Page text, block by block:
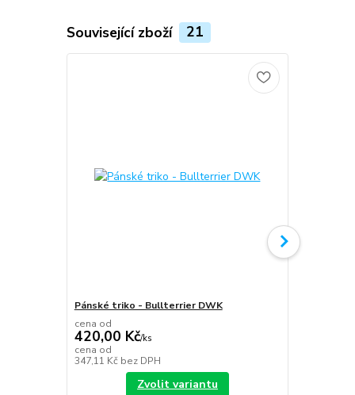
Související zboží 21
Pánské triko - Bullterrier DWK
cena od
420,00 Kč/ks
cena od
347,11 Kč bez DPH
Zvolit variantu